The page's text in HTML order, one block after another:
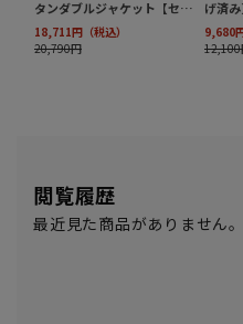
閲覧履歴
最近見た商品がありません。